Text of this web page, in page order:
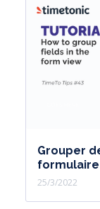
Grouper
formulaire
25/3/2022